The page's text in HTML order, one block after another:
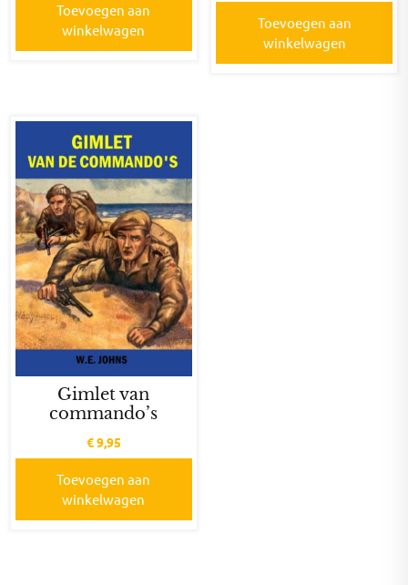
Toevoegen aan
winkelwagen
Toevoegen aan
winkelwagen
Gimlet van
commando’s
€9,95
Toevoegen aan
winkelwagen